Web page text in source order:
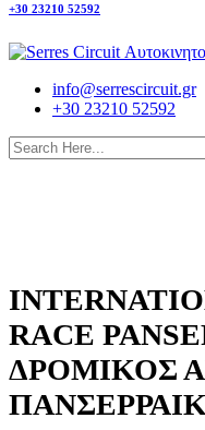
+30 23210 52592
info@serrescircuit.gr
+30 23210 52592
RACE
ΔΡΟΜΙΚΟΣ